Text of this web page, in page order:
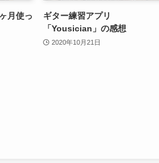
月使っ
ギター練習アプリ
「Yousician」の感想
2020年10月21日